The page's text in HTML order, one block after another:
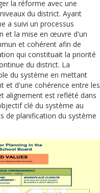
la réforme avec une
du district. Ayant
a suivi un processus
et la mise en œuvre d'un
et cohérent afin de
qui constituait la priorité
du district. La
du système en mettant
et d'une cohérence entre les
alignement est reflété dans
clé du système au
de planification du système